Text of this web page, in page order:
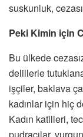
suskunluk,
Peki Kimin için
Bu ülkede
delillerle
işçiler, baklava
kadınlar için hiç
Kadın katilleri,
pudracılar,